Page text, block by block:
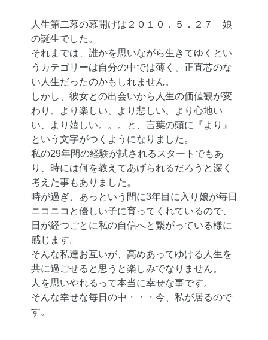
人生第二幕の幕開けは２０１０．５．２７ 娘
の誕生でした。
それまでは、誰かを思いながら生きてゆくとい
うカテゴリーは自分の中では薄く、正直芯のな
い人生だったのかもしれません。
しかし、彼女との出会いから人生の価値観が変
わり、より楽しい、より悲しい、より心地い
い、より嬉しい。。。と、言葉の頭に『より』
という文字がつくようになりました。
私の29年間の経験が試されるスタートでもあ
り、時には何を教えてあげられるだろうと深く
考えた事もありました。
時が過ぎ、あっという間に3年目に入り娘が毎日
ニコニコと優しい子に育ってくれているので、
日が経つごとに私の自信へと繋がっている様に
感じます。
そんな私達お互いが、高めあってゆける人生を
共に過ごせると思うと楽しみでなりません。
人を思いやれるって本当に幸せな事です。
そんな幸せな毎日の中・・・今、私が居るので
す。